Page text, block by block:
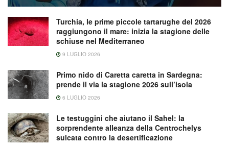
Turchia, le prime piccole tartarughe del 2026
raggiungono il mare: inizia la stagione delle
schiuse nel Mediterraneo
9 LUGLIO 2026
Primo nido di Caretta caretta in Sardegna:
prende il via la stagione 2026 sull’isola
6 LUGLIO 2026
Le testuggini che aiutano il Sahel: la
sorprendente alleanza della Centrochelys
sulcata contro la desertificazione